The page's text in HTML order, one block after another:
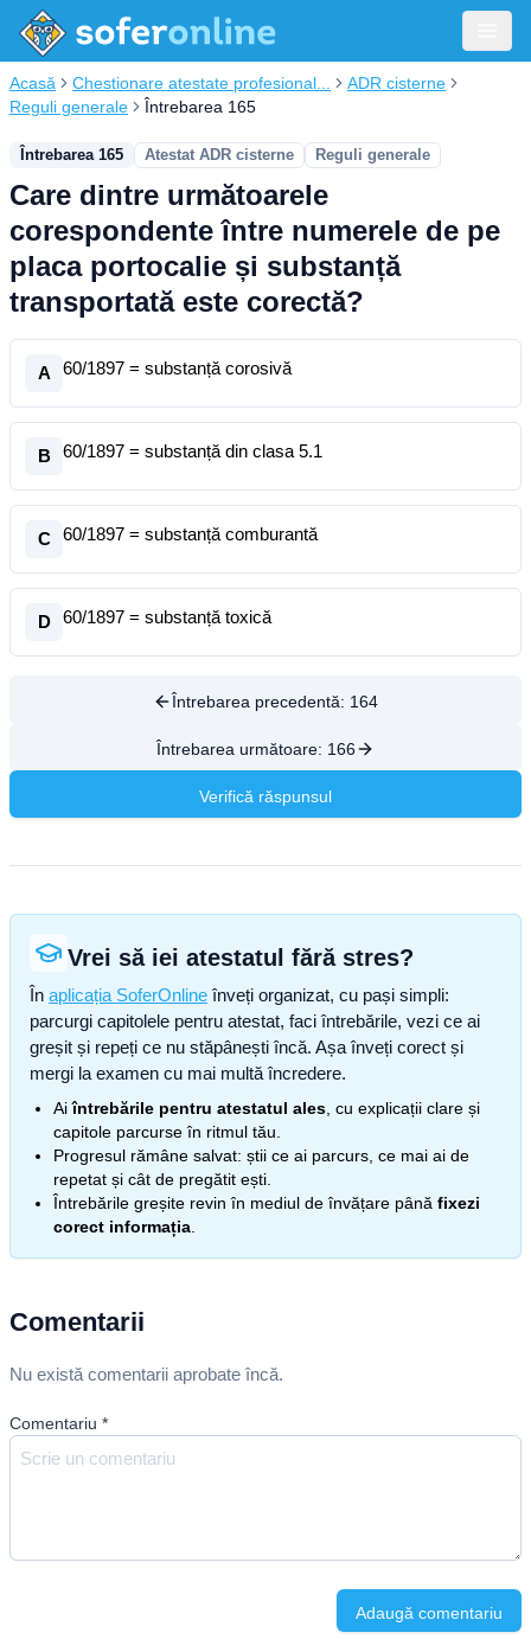
Acasă Chestionare atestate profesional...
ADR cisterne
Reguli generale
Întrebarea 165
Întrebarea 165 Atestat ADR cisterne Reguli generale
Care dintre următoarele
corespondente între numerele de pe
placa portocalie și substanță
transportată este corectă?
A 60/1897 = substanță corosivă
B 60/1897 = substanță din clasa 5.1
C 60/1897 = substanță comburantă
D 60/1897 = substanță toxică
Întrebarea precedentă: 164
Întrebarea următoare: 166
Verifică răspunsul
Vrei să iei atestatul fără stres?
În aplicația SoferOnline înveți organizat, cu pași simpli:
parcurgi capitolele pentru atestat, faci întrebările, vezi ce ai
greșit și repeți ce nu stăpânești încă. Așa înveți corect și
mergi la examen cu mai multă încredere.
Aiîntrebările pentru atestatul ales , cu explicații clare și
capitole parcurse în ritmul tău.
Progresul rămâne salvat: știi ce ai parcurs, ce mai ai de
repetat și cât de pregătit ești.
Întrebările greșite revin în mediul de învățare până fixezi
corect informația
Comentarii
Nu există comentarii aprobate încă.
Comentariu *
Adaugă comentariu